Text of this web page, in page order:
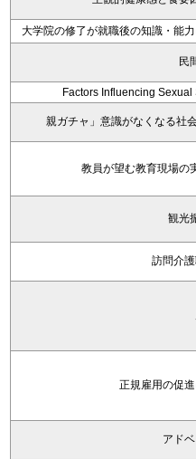
大学院の修了が就職後の知識・能
民
Factors Influencing
親ガチャ」意識がなくなる社
教員が望む教育現場
観光
訪問介
正規雇用の促
アド